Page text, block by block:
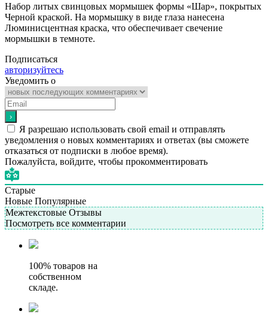
Набор литых свинцовых мормышек формы «Шар», покрытых
Черной краской. На мормышку в виде глаза нанесена
Люминисцентная краска, что обеспечивает свечение
мормышки в темноте.
Подписаться
авторизуйтесь
Уведомить о
Я разрешаю использовать свой email и отправлять
уведомления о новых комментариях и ответах (вы cможете
отказаться от подписки в любое время).
Пожалуйста, войдите, чтобы прокомментировать
Старые
Новые Популярные
Межтекстовые Отзывы
Посмотреть все комментарии
100% товаров на
собственном
складе.